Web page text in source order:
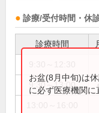
診療/受付時間・休
診療時間
9:30～13:00
お盆(8月中旬)は
に必ず医療機関に